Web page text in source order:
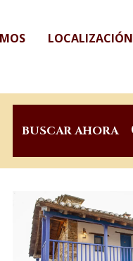
LOCALIZACIÓN
BUSCAR AHORA